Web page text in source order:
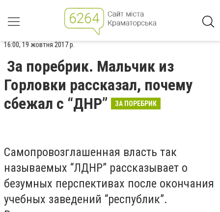
16:00, 19 жовтня 2017 р.
За поребрик. Мальчик из
Горловки рассказал, почему
сбежал с “ДНР”
ЗА ПОРЕБРИК
Самопровозглашенная власть так
называемых “ЛДНР” рассказывает о
безумных перспективах после окончания
учебных заведений “республик”.